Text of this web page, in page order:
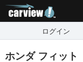
ログイン
ホンダ フィット